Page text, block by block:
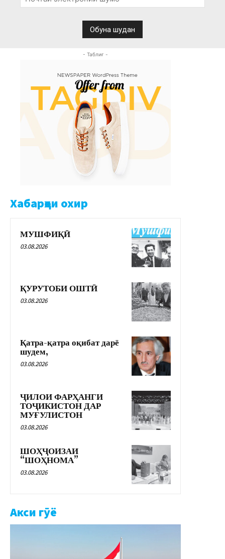
- Таблиғ -
Хабарҳои охир
МУШФИҚӢ
03.08.2026
ҚУРУТОБИ ОШТӢ
03.08.2026
Қатра-қатра оқибат дарё
шудем,
03.08.2026
ҶИЛОИ ФАРҲАНГИ
ТОҶИКИСТОН ДАР
МУҒУЛИСТОН
03.08.2026
ШОҲҶОИЗАИ
“ШОҲНОМА”
03.08.2026
Акси гӯё